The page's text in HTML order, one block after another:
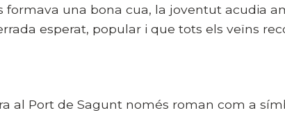
formava una bona cua, la joventut acudia
esperat, popular i que tots els veïns
al Port de Sagunt només roman com a